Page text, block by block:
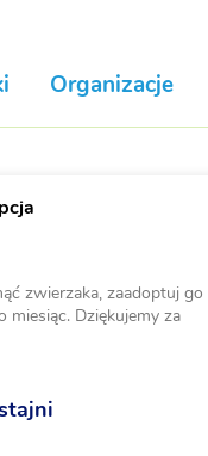
Organizacje
zwierzaka, zaadoptuj go
Dziękujemy za